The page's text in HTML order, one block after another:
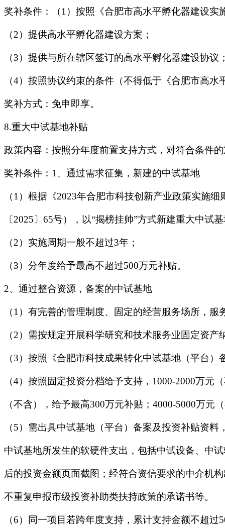
奖补条件：（1）按照《合肥市高水平孵化器建设
（2）提供高水平孵化器建设方案；
（3）提供与所在辖区签订的高水平孵化器建设协议
（4）按照协议约束的条件（不得低于《合肥市高
奖补方式：免申即享。
8.重大中试基地补贴
政策内容：按照分年度前置支持方式，对符合条件
奖补条件：1、通过需求征集，新建的中试基地
（1）根据《2023年合肥市科技创新产业政策实施
〔2025〕65号），以“揭榜挂帅”方式新建重大中试
（2）实施周期一般不超过3年；
（3）分年度给予最高不超过500万元补贴。
2、通过整合资源，备案的中试基地
（1）有完善的管理制度、固定的经营服务场所，
（2）需按规定开展科学研究和技术服务业固定资产
（3）按照《合肥市科技成果转化中试基地（平台
（4）按照固定投资分档给予支持，1000-2000万元
（不含），给予最高300万元补贴；4000-5000万
（5）需出具中试基地（平台）备案及投资补贴资
中试基地所发生的软硬件支出，包括中试设备、中
后的投资金额页面截图；经符合资信要求的中介机
不重复申报市级投资补助类扶持政策的承诺书等。
（6）同一项目若跨年度支持，累计支持金额不超过